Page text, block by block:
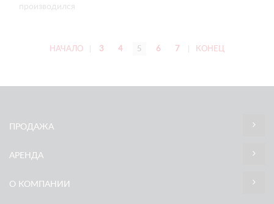
производился
НАЧАЛО 3 4 5 6 7 КОНЕЦ
ПРОДАЖА
АРЕНДА
О КОМПАНИИ